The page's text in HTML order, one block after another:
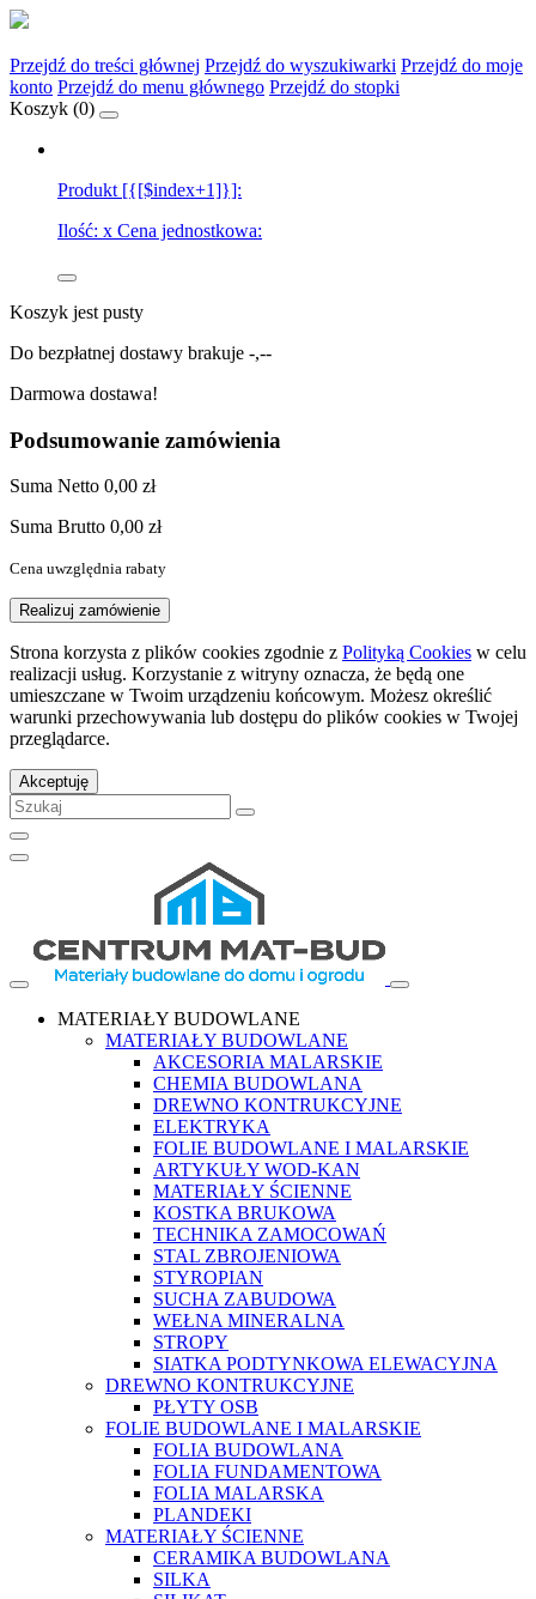
Przejdź do treści głównej Przejdź do wyszukiwarki Przejdź do moje
konto Przejdź do menu głównego Przejdź do stopki
Koszyk (0)
Produkt [{[$index+1]}]:
Ilość: x Cena jednostkowa:
Koszyk jest pusty
Do bezpłatnej dostawy brakuje -,--
Darmowa dostawa!
Podsumowanie zamówienia
Suma Netto 0,00 zł
Suma Brutto 0,00 zł
Cena uwzględnia rabaty
Realizuj zamówienie
Strona korzysta z plików cookies zgodnie z Polityką Cookies w celu
realizacji usług. Korzystanie z witryny oznacza, że będą one
umieszczane w Twoim urządzeniu końcowym. Możesz określić
warunki przechowywania lub dostępu do plików cookies w Twojej
przeglądarce.
Akceptuję
MATERIAŁY BUDOWLANE
MATERIAŁY BUDOWLANE
AKCESORIA MALARSKIE
CHEMIA BUDOWLANA
DREWNO KONTRUKCYJNE
ELEKTRYKA
FOLIE BUDOWLANE I MALARSKIE
ARTYKUŁY WOD-KAN
MATERIAŁY ŚCIENNE
KOSTKA BRUKOWA
TECHNIKA ZAMOCOWAŃ
STAL ZBROJENIOWA
STYROPIAN
SUCHA ZABUDOWA
WEŁNA MINERALNA
STROPY
SIATKA PODTYNKOWA ELEWACYJNA
DREWNO KONTRUKCYJNE
PŁYTY OSB
FOLIE BUDOWLANE I MALARSKIE
FOLIA BUDOWLANA
FOLIA FUNDAMENTOWA
FOLIA MALARSKA
PLANDEKI
MATERIAŁY ŚCIENNE
CERAMIKA BUDOWLANA
SILKA